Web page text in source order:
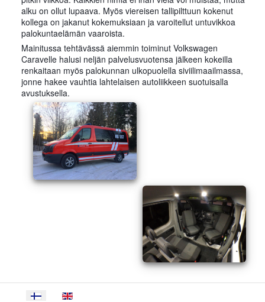
alku on ollut lupaava. Myös viereisen tallipilttuun kokenut
kollega on jakanut kokemuksiaan ja varoitellut untuvikkoa
palokuntaelämän vaaroista.
Mainitussa tehtävässä aiemmin toiminut Volkswagen
Caravelle halusi neljän palvelusvuotensa jälkeen kokeilla
renkaitaan myös palokunnan ulkopuolella siviilimaailmassa,
jonne hakee vauhtia lahtelaisen autoliikkeen suotuisalla
avustuksella.
Select your language